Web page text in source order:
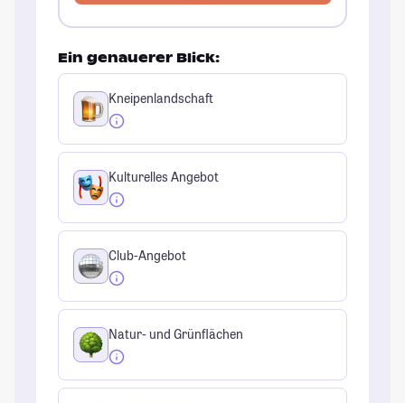
Ein genauerer Blick:
Kneipenlandschaft
Kulturelles Angebot
Club-Angebot
Natur- und Grünflächen